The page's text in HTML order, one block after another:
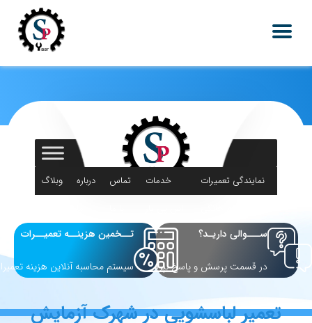
نمایندگی تعمیرات
خدمات
تماس
درباره
وبلاگ
ســـوالی داریـد؟
در قسمت پرسش و پاسخ بپرسید
تــخمین هزینــه تعمیــرات
سیستم محاسبه آنلاین هزینه
تعمیر لباسشویی در شهرک آزمایش